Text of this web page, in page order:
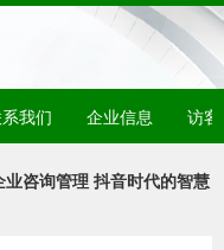
我们 企业信息 访客
业咨询管理 抖音时代的智慧